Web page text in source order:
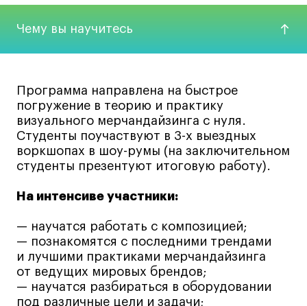
Живые проекты
Конкурсы
Участие в выставках
Летние стажировки
Проекты студентов
Работы студентов
«Живые» проекты
Участие в выставках
Britanka New Creatives
Чему вы научитесь
Программа направлена на быстрое
погружение в теорию и практику
визуального мерчандайзинга с нуля.
Студенты поучаствуют в 3-х выездных
воркшопах в шоу-румы (на заключительном
студенты презентуют итоговую работу).
На интенсиве участники:
— научатся работать с композицией;
— познакомятся с последними трендами
и лучшими практиками мерчандайзинга
от ведущих мировых брендов;
— научатся разбираться в оборудовании
под различные цели и задачи;